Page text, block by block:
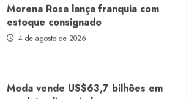
Morena Rosa lança franquia com
estoque consignado
4 de agosto de 2026
Moda vende US$63,7 bilhões em